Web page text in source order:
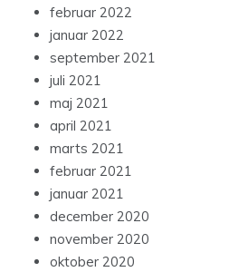
februar 2022
januar 2022
september 2021
juli 2021
maj 2021
april 2021
marts 2021
februar 2021
januar 2021
december 2020
november 2020
oktober 2020